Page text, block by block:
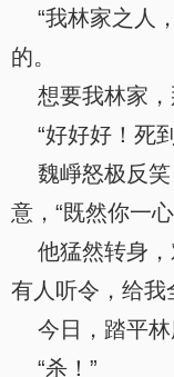
“我林家之人
的。
想要我林家，
“好好好！死
魏崢怒极反笑
意，“既然你一
他猛然转身，
有人听令，给我
今日，踏平林
“杀！”